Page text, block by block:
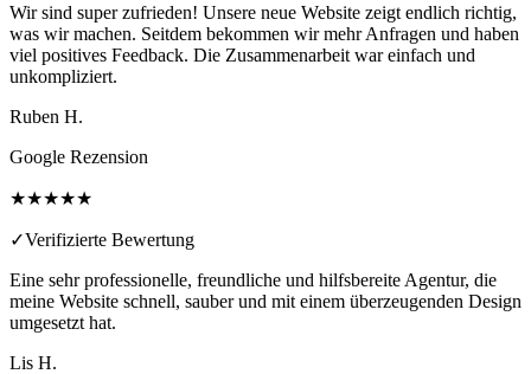
Wir sind super zufrieden! Unsere neue Website zeigt endlich richtig,
was wir machen. Seitdem bekommen wir mehr Anfragen und haben
viel positives Feedback. Die Zusammenarbeit war einfach und
unkompliziert.
Ruben H.
Google Rezension
★★★★★
✓Verifizierte Bewertung
Eine sehr professionelle, freundliche und hilfsbereite Agentur, die
meine Website schnell, sauber und mit einem überzeugenden Design
umgesetzt hat.
Lis H.